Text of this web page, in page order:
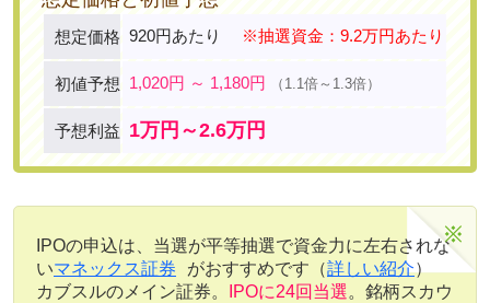
想定価格 920円あたり ※抽選資金：9.2万円あたり
初値予想 1,020円 ～ 1,180円 （1.1倍～1.3倍）
予想利益 1万円～2.6万円
IPOの申込は、当選が平等抽選で資金力に左右されな
いマネックス証券 がおすすめです（詳しい紹介）
カブスルのメイン証券。
IPOに24回当選。銘柄スカウ